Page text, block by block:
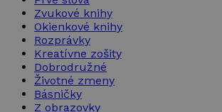
Zvukové knihy
Okienkové knihy
Rozprávky
Kreatívne zošity
Dobrodružné
Životné zmeny
Básničky
Z obrazovky